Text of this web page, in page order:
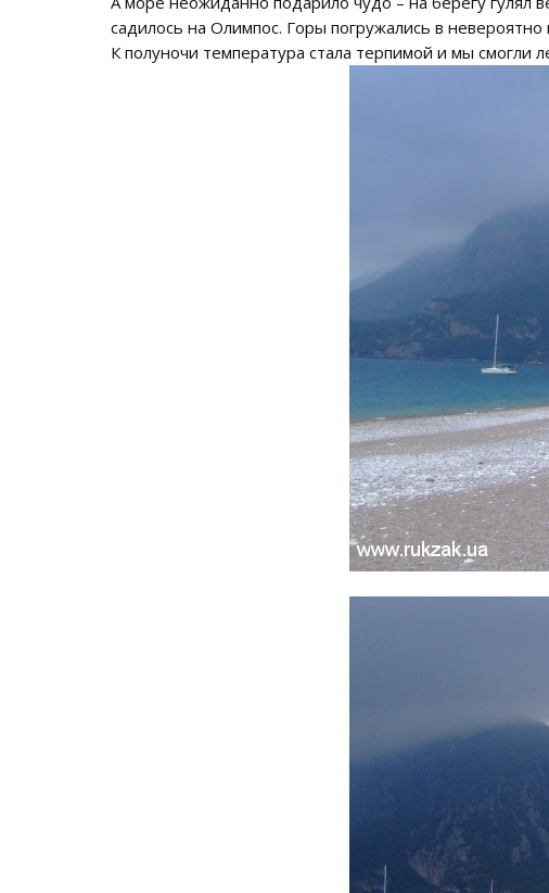
садилось на Олимпос. Горы погружались в невероятно
К полуночи температура стала терпимой и мы смогли